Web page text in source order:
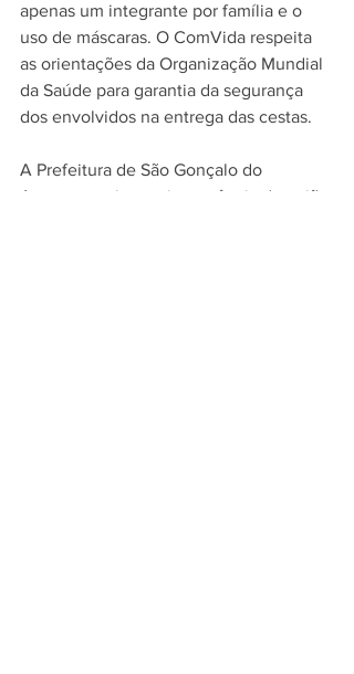
apenas um integrante por família e o
uso de máscaras. O ComVida respeita
as orientações da Organização Mundial
da Saúde para garantia da segurança
dos envolvidos na entrega das cestas.
A Prefeitura de São Gonçalo do
Amarante reitera a importância da união